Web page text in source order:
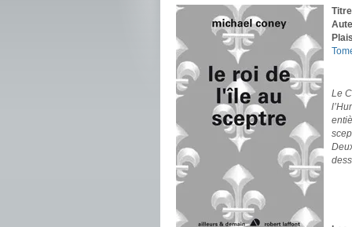
Titre
Le